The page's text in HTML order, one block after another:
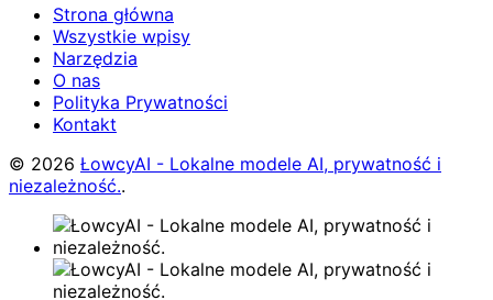
Strona główna
Wszystkie wpisy
Narzędzia
O nas
Polityka Prywatności
Kontakt
© 2026 ŁowcyAI - Lokalne modele AI, prywatność i
niezależność..